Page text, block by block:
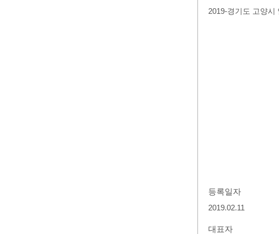
2019-경기도 고양시
등록일자
2019.02.11
대표자